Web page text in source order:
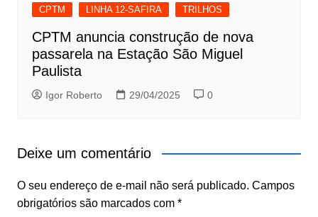
CPTM LINHA 12-SAFIRA TRILHOS
CPTM anuncia construção de nova
passarela na Estação São Miguel
Paulista
Igor Roberto 29/04/2025 0
Deixe um comentário
O seu endereço de e-mail não será publicado. Campos
obrigatórios são marcados com *